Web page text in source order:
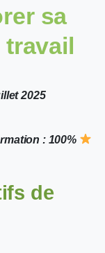
sa
travail
2025
: 100%
de